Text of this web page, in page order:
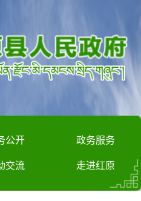
公开 政务服务
交流 走进红原